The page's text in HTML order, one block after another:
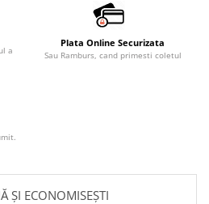
a
Plata Online Securizata
Sau Ramburs, cand primesti coletul
ȘI ECONOMISEȘTI